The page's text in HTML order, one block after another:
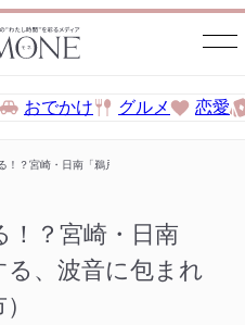
おでかけ グルメ 恋愛
！？宮崎・日南「鵜戸神宮」で体験する、波音
！？宮崎・日南
る、波音に包まれ